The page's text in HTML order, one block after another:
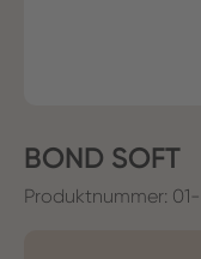
BOND SOFT
Produktnummer: